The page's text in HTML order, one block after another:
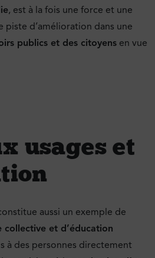
, est à la fois une force et une
piste d’amélioration dans une
publics et des citoyens en vue
usages et
aussi un exemple de
collective et d’éducation
à des personnes directement